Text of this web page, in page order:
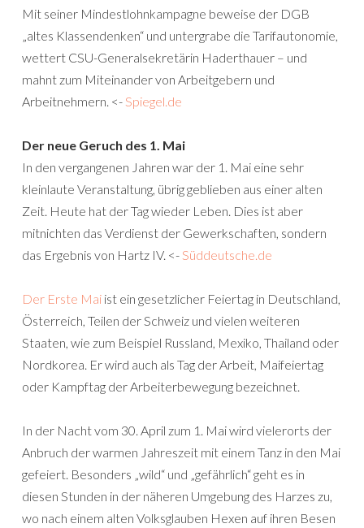
Mit seiner Mindestlohnkampagne beweise der DGB
„altes Klassendenken“ und untergrabe die Tarifautonomie,
wettert CSU-Generalsekretärin Haderthauer – und
mahnt zum Miteinander von Arbeitgebern und
Arbeitnehmern. <-Spiegel.de
Der neue Geruch des 1. Mai
In den vergangenen Jahren war der 1. Mai eine sehr
kleinlaute Veranstaltung, übrig geblieben aus einer alten
Zeit. Heute hat der Tag wieder Leben. Dies ist aber
mitnichten das Verdienst der Gewerkschaften, sondern
das Ergebnis von Hartz IV. <-Süddeutsche.de
Der Erste Mai ist ein gesetzlicher Feiertag in Deutschland,
Österreich, Teilen der Schweiz und vielen weiteren
Staaten, wie zum Beispiel Russland, Mexiko, Thailand oder
Nordkorea. Er wird auch als Tag der Arbeit, Maifeiertag
oder Kampftag der Arbeiterbewegung bezeichnet.
In der Nacht vom 30. April zum 1. Mai wird vielerorts der
Anbruch der warmen Jahreszeit mit einem Tanz in den Mai
gefeiert. Besonders „wild“ und „gefährlich“ geht es in
diesen Stunden in der näheren Umgebung des Harzes zu,
wo nach einem alten Volksglauben Hexen auf ihren Besen